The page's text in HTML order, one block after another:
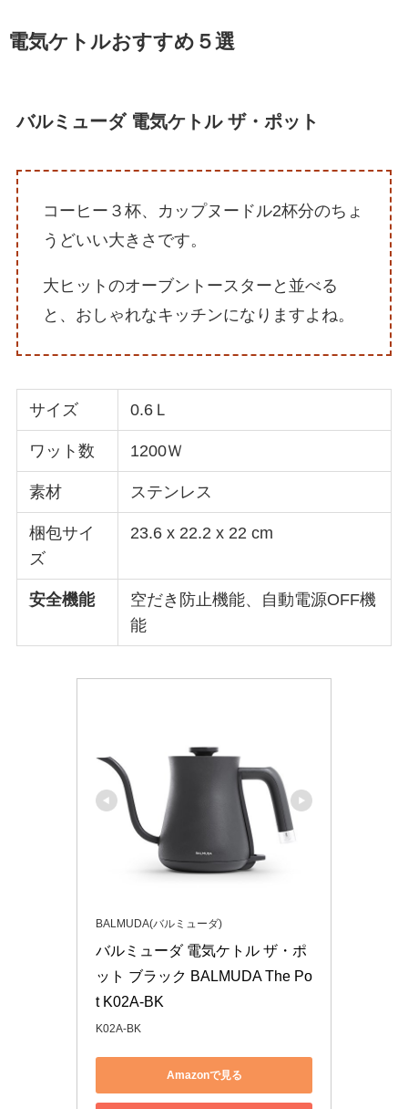
電気ケトルおすすめ５選
バルミューダ 電気ケトル ザ・ポット
コーヒー３杯、カップヌードル2杯分のちょ
うどいい大きさです。
大ヒットのオーブントースターと並べる
と、おしゃれなキッチンになりますよね。
サイズ 0.6Ｌ
ワット数 1200Ｗ
素材 ステンレス
梱包サイ
ズ
23.6 x 22.2 x 22 cm
安全機能
空だき防止機能、自動電源OFF機
能
BALMUDA(バルミューダ)
バルミューダ 電気ケトル ザ・ポ
ット ブラック BALMUDA The Po
t K02A-BK
K02A-BK
Amazonで見る